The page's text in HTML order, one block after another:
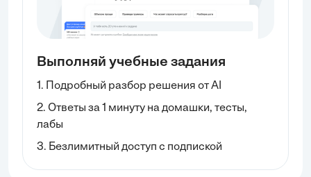
Выполняй учебные задания
1. Подробный разбор решения от AI
2. Ответы за 1 минуту на домашки, тесты,
лабы
3. Безлимитный доступ с подпиской